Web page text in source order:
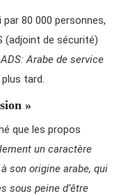
80 000 personnes,
(adjoint de sécurité)
Arabe de service
tard.
»
que les propos
un caractère
son origine arabe, qui
sous peine d’être